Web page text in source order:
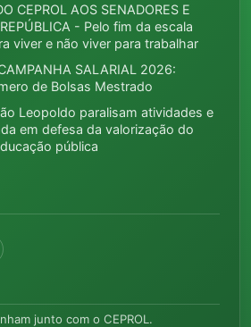
CEPROL AOS SENADORES E
- Pelo fim da escala
viver e não viver para trabalhar
SALARIAL 2026:
de Bolsas Mestrado
Leopoldo paralisam atividades e
em defesa da valorização do
pública
junto com o CEPROL.